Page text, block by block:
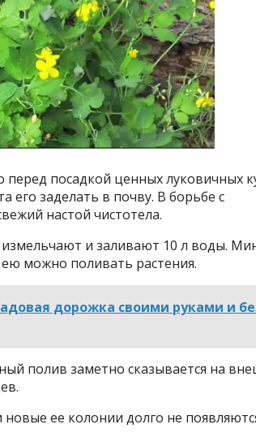
посадкой ценных луковичных
его заделать в почву. В борьбе с
настой чистотела.
и заливают 10 л воды.
можно поливать растения.
дорожка своими руками и
полив заметно сказывается на
новые ее колонии долго не